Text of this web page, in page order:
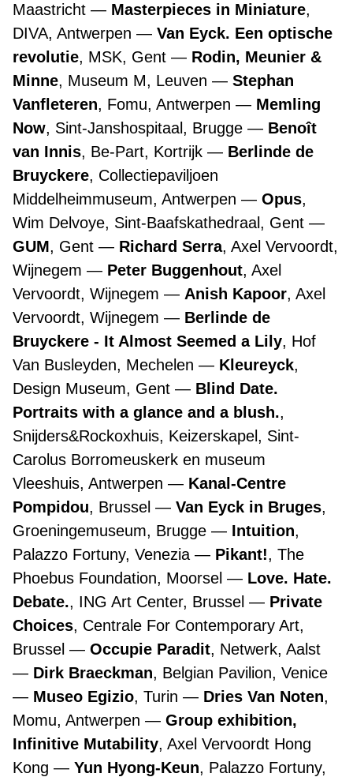
Maastricht
Masterpieces in Miniature,
DIVA, Antwerpen
Van Eyck. Een optische
revolutie, MSK, Gent
Rodin, Meunier &
Minne, Museum M, Leuven
Stephan
Vanfleteren, Fomu, Antwerpen
Memling
Now, Sint-Janshospitaal, Brugge
Benoît
van Innis, Be-Part, Kortrijk
Berlinde de
Bruyckere, Collectiepaviljoen
Middelheimmuseum, Antwerpen
Opus,
Wim Delvoye, Sint-Baafskathedraal, Gent
GUM, Gent Richard Serra, Axel Vervoordt,
Wijnegem
Peter Buggenhout, Axel
Vervoordt, Wijnegem
Anish Kapoor, Axel
Vervoordt, Wijnegem
Berlinde de
Bruyckere - It Almost Seemed a Lily, Hof
Van Busleyden, Mechelen
Kleureyck,
Design Museum, Gent
Blind Date.
Portraits with a glance and a blush.,
Snijders&Rockoxhuis, Keizerskapel, Sint-
Carolus Borromeuskerk en museum
Vleeshuis, Antwerpen
Kanal-Centre
Pompidou, Brussel Van Eyck in Bruges,
Groeningemuseum, Brugge
Intuition,
Palazzo Fortuny, Venezia
Pikant!, The
Phoebus Foundation, Moorsel
Love. Hate.
Debate., ING Art Center, Brussel
Private
Choices, Centrale For Contemporary Art,
Brussel
Occupie Paradit, Netwerk, Aalst
Dirk Braeckman, Belgian Pavilion, Venice
Museo Egizio, Turin Dries Van Noten,
Momu, Antwerpen
Group exhibition,
Infinitive Mutability, Axel Vervoordt Hong
Kong
Yun Hyong-Keun, Palazzo Fortuny,